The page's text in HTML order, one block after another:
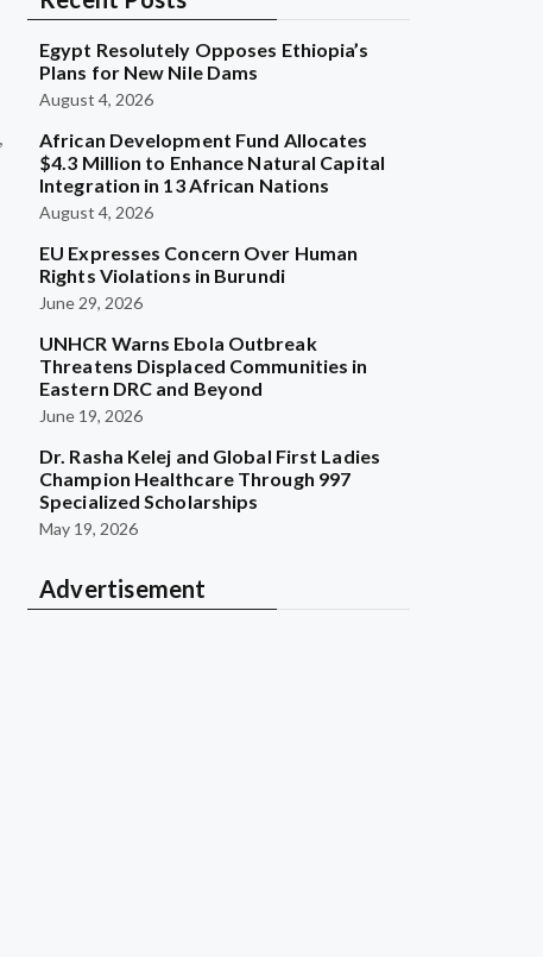
Egypt Resolutely Opposes Ethiopia’s
Plans for New Nile Dams
August 4, 2026
African Development Fund Allocates
$4.3 Million to Enhance Natural Capital
Integration in 13 African Nations
August 4, 2026
EU Expresses Concern Over Human
Rights Violations in Burundi
June 29, 2026
UNHCR Warns Ebola Outbreak
Threatens Displaced Communities in
Eastern DRC and Beyond
June 19, 2026
Dr. Rasha Kelej and Global First Ladies
Champion Healthcare Through 997
Specialized Scholarships
May 19, 2026
Advertisement